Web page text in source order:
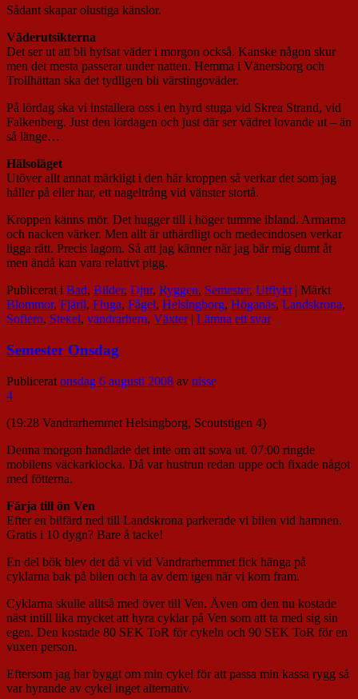
Sådant skapar olustiga känslor.
Väderutsikterna
Det ser ut att bli hyfsat väder i morgon också. Kanske någon skur
men det mesta passerar under natten. Hemma i Vänersborg och
Trollhättan ska det tydligen bli värstingoväder.
På lördag ska vi installera oss i en hyrd stuga vid Skrea Strand, vid
Falkenberg. Just den lördagen och just där ser vädret lovande ut – än
så länge…
Hälsoläget
Utöver allt annat märkligt i den här kroppen så verkar det som jag
håller på eller har, ett nageltrång vid vänster stortå.
Kroppen känns mör. Det hugger till i höger tumme ibland. Armarna
och nacken värker. Men allt är uthärdligt och medecindosen verkar
ligga rätt. Precis lagom. Så att jag känner när jag bär mig dumt åt
men ändå kan vara relativt pigg.
Publicerat i Bad, Bilder, Djur, Ryggen, Semester, Utflykt | Märkt
Blommor, Fjäril, Fluga, Fågel, Helsingborg, Höganäs, Landskrona,
Sofiero, Stekel, vandrarhem, Växter | Lämna ett svar
Semester Onsdag
Publicerat onsdag 6 augusti 2008 av nisse
4
(19:28 Vandrarhemmet Helsingborg, Scoutstigen 4)
Denna morgon handlade det inte om att sova ut. 07:00 ringde
mobilens väckarklocka. Då var hustrun redan uppe och fixade något
med fötterna.
Färja till ön Ven
Efter en bilfärd ned till Landskrona parkerade vi bilen vid hamnen.
Gratis i 10 dygn? Bare å tacke!
En del bök blev det då vi vid Vandrarhemmet fick hänga på
cyklarna bak på bilen och ta av dem igen när vi kom fram.
Cyklarna skulle alltså med över till Ven. Även om den nu kostade
näst intill lika mycket att hyra cyklar på Ven som att ta med sig sin
egen. Den kostade 80 SEK ToR för cykeln och 90 SEK ToR för en
vuxen person.
Eftersom jag har byggt om min cykel för att passa min kassa rygg så
var hyrande av cykel inget alternativ.